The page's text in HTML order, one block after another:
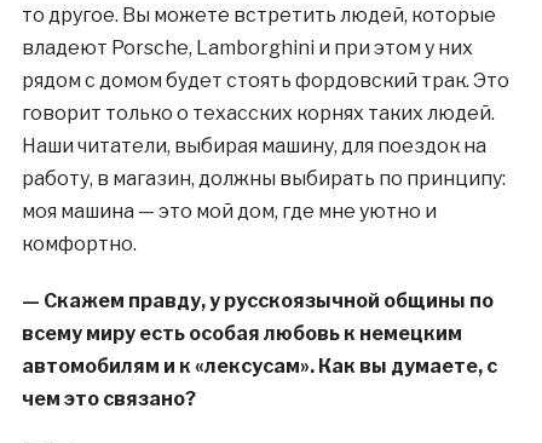
то другое. Вы можете встретить людей, которые
владеют Porsche, Lamborghini и при этом у них
рядом с домом будет стоять фордовский трак. Это
говорит только о техасских корнях таких людей.
Наши читатели, выбирая машину, для поездок на
работу, в магазин, должны выбирать по принципу:
моя машина — это мой дом, где мне уютно и
комфортно.
— Скажем правду, у русскоязычной общины по
всему миру есть особая любовь к немецким
автомобилям и к «лексусам». Как вы думаете, с
чем это связано?